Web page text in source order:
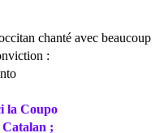
chanté avec beaucoup
:
la Coupo
Catalan ;